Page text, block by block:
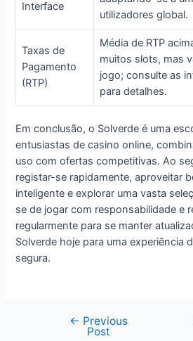
Interface
utilizadores global.
Taxas de
Pagamento
(RTP)
Média de RTP
muitos slots, mas
jogo; consulte as
para detalhes.
Em conclusão, o Solverde é uma
entusiastas de casino online,
uso com ofertas competitivas. Ao
registar-se rapidamente, aproveitar
inteligente e explorar uma vasta
se de jogar com responsabilidade e
regularmente para se manter
Solverde hoje para uma experiência
segura.
← Previous
Post